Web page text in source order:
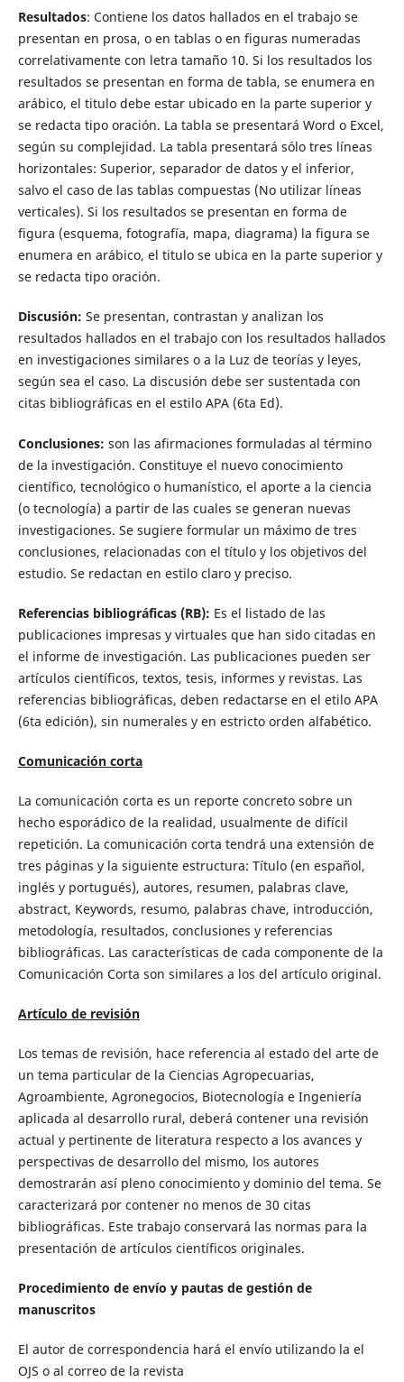
Resultados: Contiene los datos hallados en el trabajo se
presentan en prosa, o en tablas o en figuras numeradas
correlativamente con letra tamaño 10. Si los resultados los
resultados se presentan en forma de tabla, se enumera en
arábico, el titulo debe estar ubicado en la parte superior y
se redacta tipo oración. La tabla se presentará Word o Excel,
según su complejidad. La tabla presentará sólo tres líneas
horizontales: Superior, separador de datos y el inferior,
salvo el caso de las tablas compuestas (No utilizar líneas
verticales). Si los resultados se presentan en forma de
figura (esquema, fotografía, mapa, diagrama) la figura se
enumera en arábico, el titulo se ubica en la parte superior y
se redacta tipo oración.
Discusión: Se presentan, contrastan y analizan los
resultados hallados en el trabajo con los resultados hallados
en investigaciones similares o a la Luz de teorías y leyes,
según sea el caso. La discusión debe ser sustentada con
citas bibliográficas en el estilo APA (6ta Ed).
Conclusiones: son las afirmaciones formuladas al término
de la investigación. Constituye el nuevo conocimiento
científico, tecnológico o humanístico, el aporte a la ciencia
(o tecnología) a partir de las cuales se generan nuevas
investigaciones. Se sugiere formular un máximo de tres
conclusiones, relacionadas con el título y los objetivos del
estudio. Se redactan en estilo claro y preciso.
Referencias bibliográficas (RB): Es el listado de las
publicaciones impresas y virtuales que han sido citadas en
el informe de investigación. Las publicaciones pueden ser
artículos científicos, textos, tesis, informes y revistas. Las
referencias bibliográficas, deben redactarse en el etilo APA
(6ta edición), sin numerales y en estricto orden alfabético.
Comunicación corta
La comunicación corta es un reporte concreto sobre un
hecho esporádico de la realidad, usualmente de difícil
repetición. La comunicación corta tendrá una extensión de
tres páginas y la siguiente estructura: Título (en español,
inglés y portugués), autores, resumen, palabras clave,
abstract, Keywords, resumo, palabras chave, introducción,
metodología, resultados, conclusiones y referencias
bibliográficas. Las características de cada componente de la
Comunicación Corta son similares a los del artículo original.
Artículo de revisión
Los temas de revisión, hace referencia al estado del arte de
un tema particular de la Ciencias Agropecuarias,
Agroambiente, Agronegocios, Biotecnología e Ingeniería
aplicada al desarrollo rural, deberá contener una revisión
actual y pertinente de literatura respecto a los avances y
perspectivas de desarrollo del mismo, los autores
demostrarán así pleno conocimiento y dominio del tema. Se
caracterizará por contener no menos de 30 citas
bibliográficas. Este trabajo conservará las normas para la
presentación de artículos científicos originales.
Procedimiento de envío y pautas de gestión de
manuscritos
El autor de correspondencia hará el envío utilizando la el
OJS o al correo de la revista